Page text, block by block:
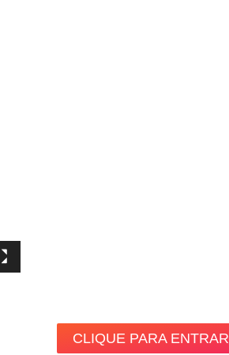
CLIQUE PARA ENTRAR